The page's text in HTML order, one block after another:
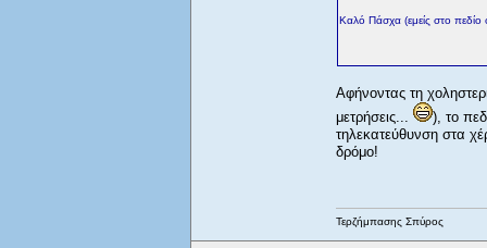
Καλό Πάσχα (εμείς στο πεδίο
Αφήνοντας τη
μετρήσεις...
), το
τηλεκατεύθυνση στα
δρόμο!
Τερζήμπασης Σπύρος